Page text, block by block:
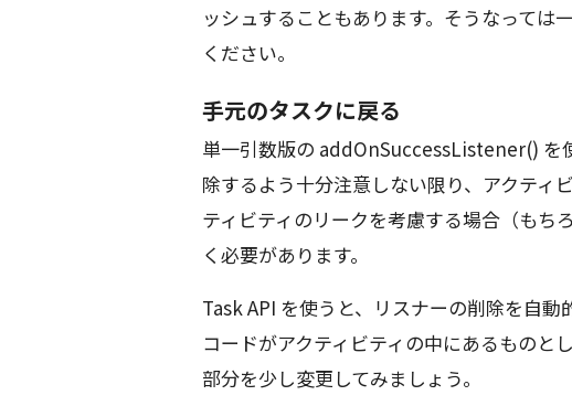
ッシュすることもあります。そうなっては
ください。
手元のタスクに戻る
単一引数版の addOnSuccessListener() を
除するよう十分注意しない限り、アクティ
ティビティのリークを考慮する場合（もち
く必要があります。
Task API を使うと、リスナーの削除を自
コードがアクティビティの中にあるもの
部分を少し変更してみましょう。